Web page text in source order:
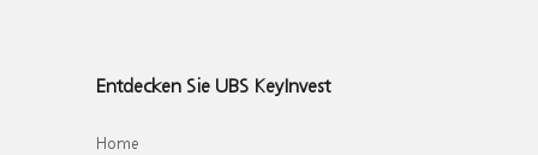
Entdecken Sie UBS KeyInvest
Home